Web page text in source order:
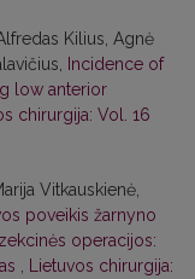
Kilius, Agnė
Incidence of
low anterior
chirurgija: Vol. 16
Vitkauskienė,
poveikis žarnyno
operacijos:
Lietuvos chirurgija: